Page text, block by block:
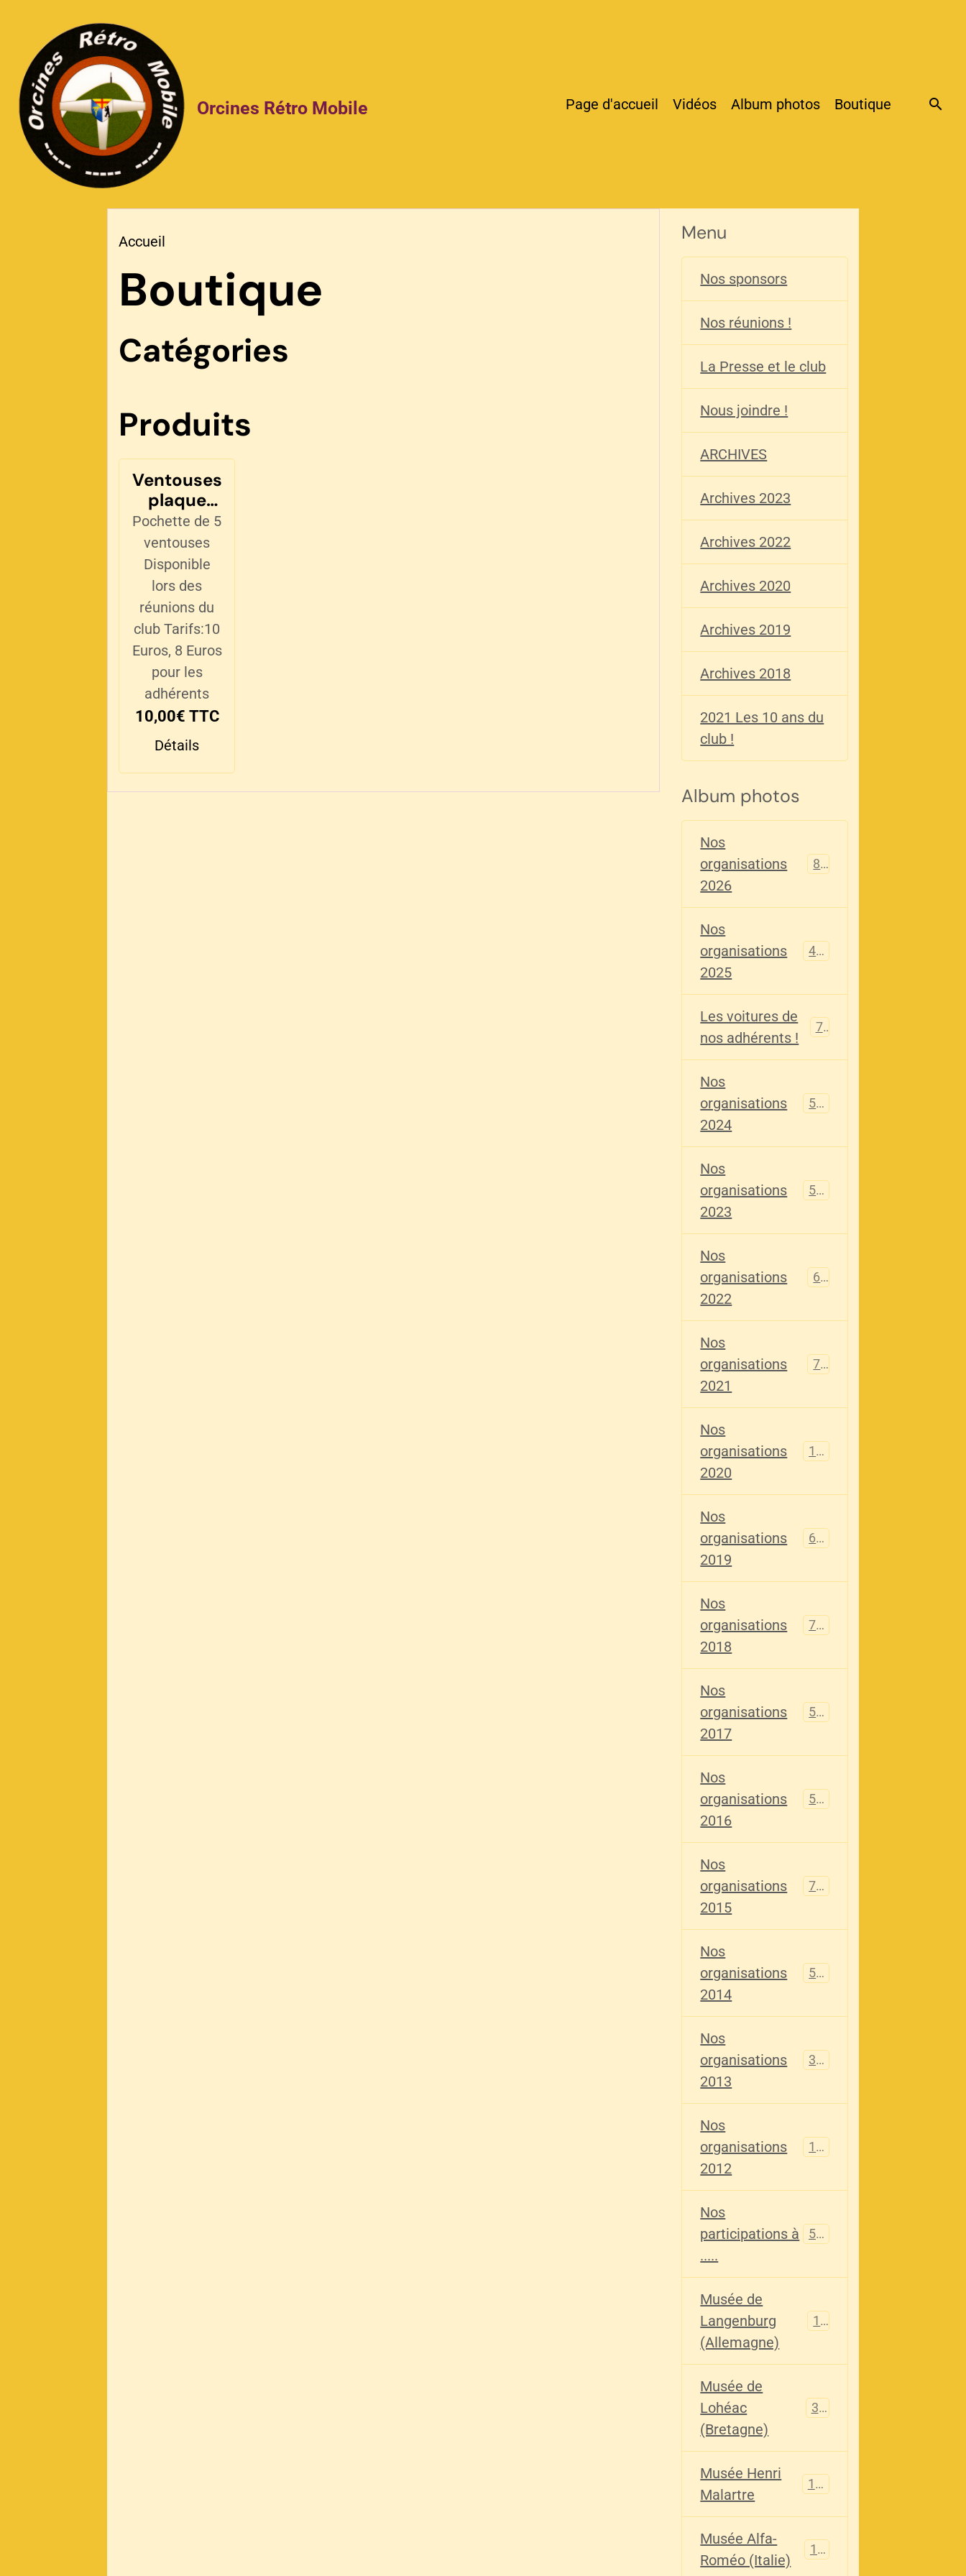
Orcines Rétro Mobile Page d'accueil Vidéos Album photos Boutique
Accueil
Boutique
Catégories
Produits
Ventouses
plaque
rallye
Pochette de 5
ventouses
Disponible
lors des
réunions du
club Tarifs:10
Euros, 8 Euros
pour les
adhérents
10,00€ TTC
Détails
Menu
Nos sponsors
Nos réunions !
La Presse et le club
Nous joindre !
ARCHIVES
Archives 2023
Archives 2022
Archives 2020
Archives 2019
Archives 2018
2021 Les 10 ans du
club !
Album photos
Nos
organisations
2026
82
Nos
organisations
2025
405
Les voitures de
nos adhérents !
73
Nos
organisations
2024
587
Nos
organisations
2023
567
Nos
organisations
2022
61
Nos
organisations
2021
79
Nos
organisations
2020
121
Nos
organisations
2019
696
Nos
organisations
2018
741
Nos
organisations
2017
555
Nos
organisations
2016
520
Nos
organisations
2015
776
Nos
organisations
2014
516
Nos
organisations
2013
344
Nos
organisations
2012
155
Nos
participations à
.....
563
Musée de
Langenburg
(Allemagne)
113
Musée de
Lohéac
(Bretagne)
321
Musée Henri
Malartre
136
Musée Alfa-
Roméo (Italie)
107